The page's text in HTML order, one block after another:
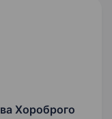
Хороброго